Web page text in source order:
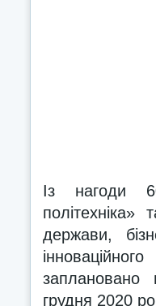
Із нагоди
держави,
грудня 2020